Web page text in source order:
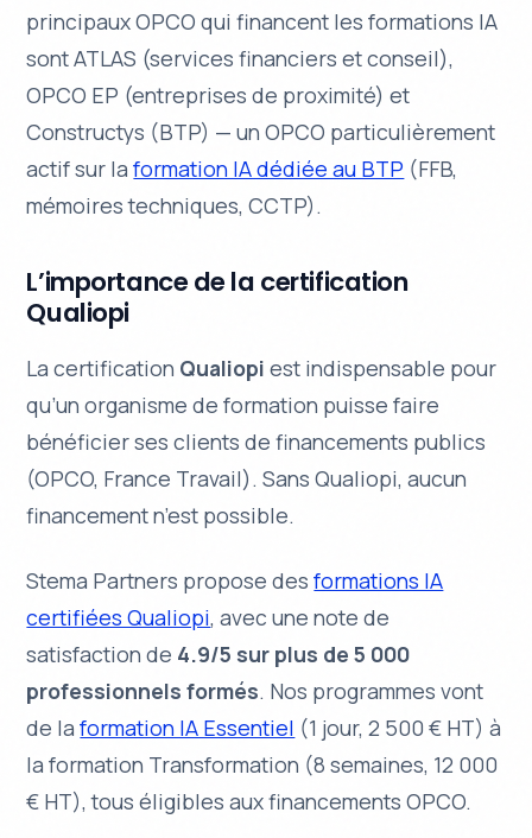
principaux OPCO qui financent les formations IA
sont ATLAS (services financiers et conseil),
OPCO EP (entreprises de proximité) et
Constructys (BTP) — un OPCO particulièrement
actif sur laformation IA dédiée au BTP (FFB,
mémoires techniques, CCTP).
L’importance de la certification
Qualiopi
La certification Qualiopi est indispensable pour
qu’un organisme de formation puisse faire
bénéficier ses clients de financements publics
(OPCO, France Travail). Sans Qualiopi, aucun
financement n’est possible.
Stema Partners propose desformations IA
certifiées Qualiopi, avec une note de
satisfaction de 4.9/5 sur plus de 5 000
professionnels formés. Nos programmes vont
de laformation IA Essentiel (1 jour, 2 500 € HT) à
la formation Transformation (8 semaines, 12 000
€ HT), tous éligibles aux financements OPCO.